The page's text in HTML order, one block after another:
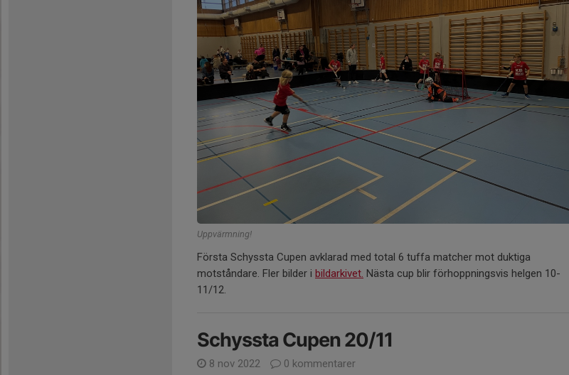
Uppvärmning!
Första Schyssta Cupen avklarad med total 6 tuffa matcher mot duktiga
motståndare. Fler bilder i bildarkivet. Nästa cup blir förhoppningsvis helgen 10-
11/12.
Schyssta Cupen 20/11
8 nov 2022
0 kommentarer